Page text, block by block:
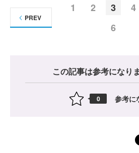
1 2 3 4
6
PREV
この記事は参考になり
0 参考に